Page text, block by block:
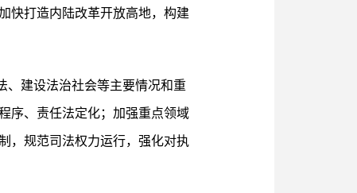
快打造内陆改革开放高地，构建
、建设法治社会等主要情况和重
序、责任法定化；加强重点领域
，规范司法权力运行，强化对执